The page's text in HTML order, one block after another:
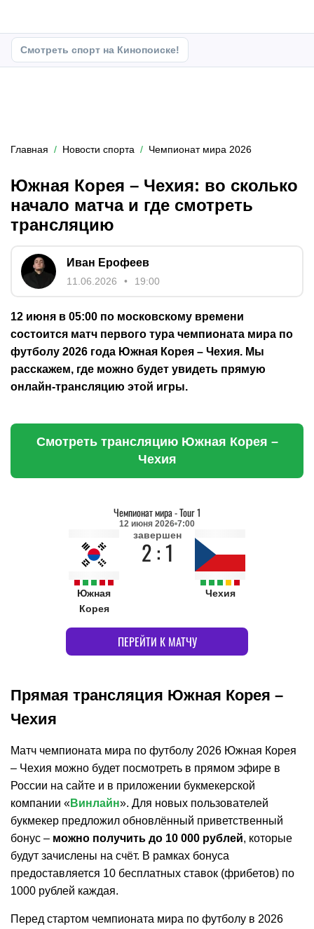
Смотреть спорт на Кинопоиске!
Главная Новости спорта Чемпионат мира 2026
Южная Корея – Чехия: во сколько
начало матча и где смотреть
трансляцию
Иван Ерофеев
11.06.2026 19:00
12 июня в 05:00 по московскому времени
состоится матч первого тура чемпионата мира по
футболу 2026 года Южная Корея – Чехия. Мы
расскажем, где можно будет увидеть прямую
онлайн-трансляцию этой игры.
Смотреть трансляцию Южная Корея –
Чехия
Чемпионат мира-Tour 1
12 июня 2026 7:00
Южная
Корея
завершен
2 : 1
Чехия
ПЕРЕЙТИ К МАТЧУ
Прямая трансляция Южная Корея –
Чехия
Матч чемпионата мира по футболу 2026 Южная Корея
– Чехия можно будет посмотреть в прямом эфире в
России на сайте и в приложении букмекерской
компании «Винлайн». Для новых пользователей
букмекер предложил обновлённый приветственный
бонус – можно получить до 10 000 рублей, которые
будут зачислены на счёт. В рамках бонуса
предоставляется 10 бесплатных ставок (фрибетов) по
1000 рублей каждая.
Перед стартом чемпионата мира по футболу в 2026